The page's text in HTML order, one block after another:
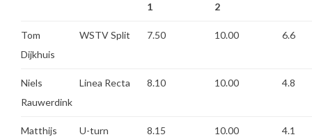
1
2
Tom
Dijkhuis
WSTV Split 7.50 10.00 6.6
Niels
Rauwerdink
Linea Recta 8.10 10.00 4.8
Matthijs
U-turn 8.15 10.00 4.1